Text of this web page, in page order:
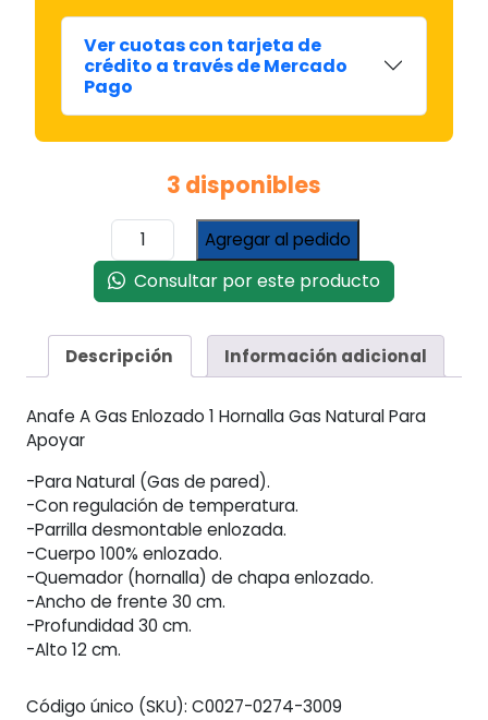
Ver cuotas con tarjeta de
crédito a través de Mercado
Pago
3 disponibles
Anafe
A
Gas
Enlozado
Hornalla
Gas
Para
Negro
cantidad
Agregar al pedido
Consultar por este producto
Descripción Información adicional
Anafe A Gas Enlozado 1 Hornalla Gas Natural Para
Apoyar
-Para Natural (Gas de pared).
-Con regulación de temperatura.
-Parrilla desmontable enlozada.
-Cuerpo 100% enlozado.
-Quemador (hornalla) de chapa enlozado.
-Ancho de frente 30 cm.
-Profundidad 30 cm.
-Alto 12 cm.
Código único (SKU): C0027-0274-3009